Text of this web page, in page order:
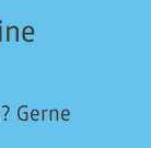
Gerne